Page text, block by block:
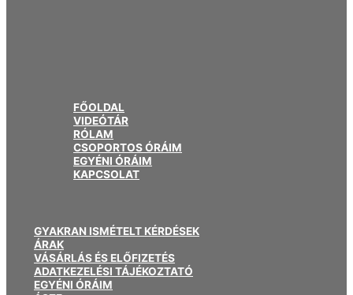
FŐOLDAL
VIDEÓTÁR
RÓLAM
CSOPORTOS ÓRÁIM
EGYÉNI ÓRÁIM
KAPCSOLAT
GYAKRAN ISMÉTELT KÉRDÉSEK
ÁRAK
VÁSÁRLÁS ÉS ELŐFIZETÉS
ADATKEZELÉSI TÁJÉKOZTATÓ
EGYÉNI ÓRÁIM